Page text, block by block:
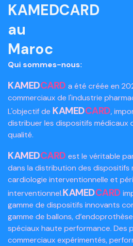
KAMEDCARD
au
Maroc
Qui sommes-nous:
KAMEDCARD a été créée en
commerciaux de l'industrie
L'objectif de KAMEDCARD,
distribuer les dispositifs médicaux
qualité.
KAMEDCARD est le véritable
dans la distribution des dispositifs
cardiologie interventionnelle et
interventionnel.KAMEDCARD
gamme de dispositifs innovants
gamme de ballons,
spéciaux haute performance. Des
commerciaux expérimentés,